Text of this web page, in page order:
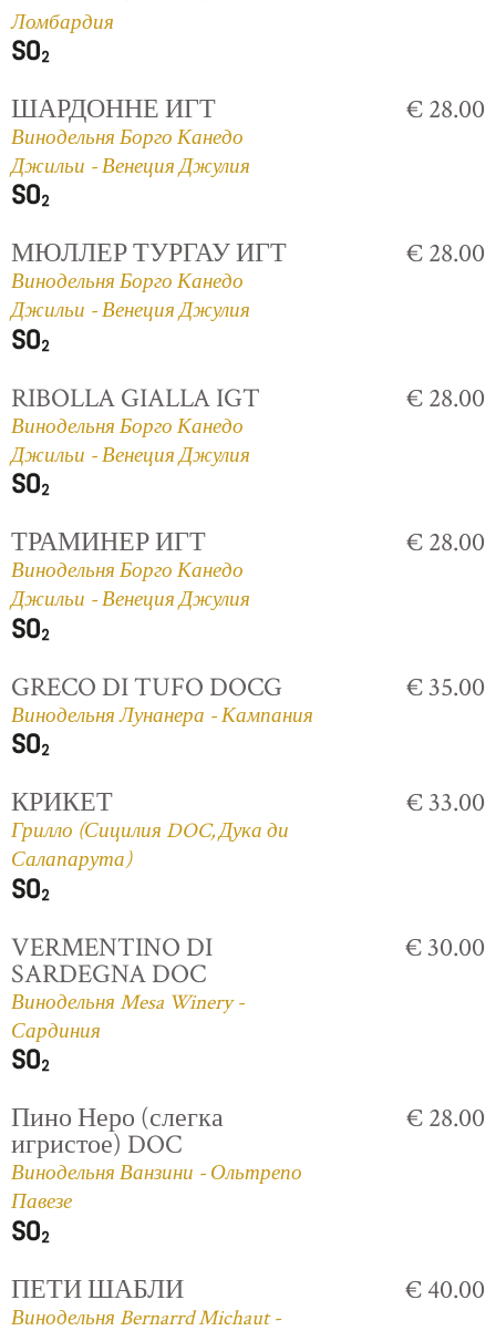
Ломбардия
ШАРДОННЕ ИГТ
Винодельня Борго Канедо
Джильи - Венеция Джулия
€ 28.00
МЮЛЛЕР ТУРГАУ ИГТ
Винодельня Борго Канедо
Джильи - Венеция Джулия
€ 28.00
RIBOLLA GIALLA IGT
Винодельня Борго Канедо
Джильи - Венеция Джулия
€ 28.00
ТРАМИНЕР ИГТ
Винодельня Борго Канедо
Джильи - Венеция Джулия
€ 28.00
GRECO DI TUFO DOCG
Винодельня Лунанера - Кампания
€ 35.00
КРИКЕТ
Грилло (Сицилия DOC, Дука ди
Салапарута)
€ 33.00
VERMENTINO DI
SARDEGNA DOC
Винодельня Mesa Winery -
Сардиния
€ 30.00
Пино Неро (слегка
игристое) DOC
Винодельня Ванзини - Ольтрепо
Павезе
€ 28.00
ПЕТИ ШАБЛИ
Винодельня Bernarrd Michaut -
€ 40.00